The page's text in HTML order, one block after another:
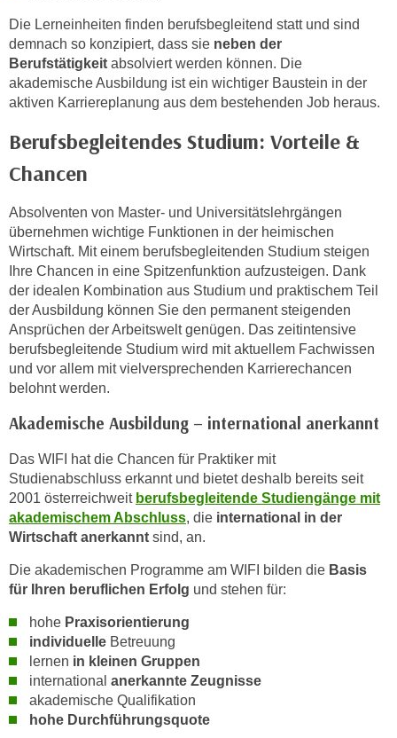
Die Lerneinheiten finden berufsbegleitend statt und sind
demnach so konzipiert, dass sie neben der
Berufstätigkeit absolviert werden können. Die
akademische Ausbildung ist ein wichtiger Baustein in der
aktiven Karriereplanung aus dem bestehenden Job heraus.
Berufsbegleitendes Studium: Vorteile &
Chancen
Absolventen von Master- und Universitätslehrgängen
übernehmen wichtige Funktionen in der heimischen
Wirtschaft. Mit einem berufsbegleitenden Studium steigen
Ihre Chancen in eine Spitzenfunktion aufzusteigen. Dank
der idealen Kombination aus Studium und praktischem Teil
der Ausbildung können Sie den permanent steigenden
Ansprüchen der Arbeitswelt genügen. Das zeitintensive
berufsbegleitende Studium wird mit aktuellem Fachwissen
und vor allem mit vielversprechenden Karrierechancen
belohnt werden.
Akademische Ausbildung – international anerkannt
Das WIFI hat die Chancen für Praktiker mit
Studienabschluss erkannt und bietet deshalb bereits seit
2001 österreichweit berufsbegleitende Studiengänge mit
akademischem Abschluss, die international in der
Wirtschaft anerkannt sind, an.
Die akademischen Programme am WIFI bilden die Basis
für Ihren beruflichen Erfolg und stehen für:
hohe Praxisorientierung
individuelle Betreuung
lernen in kleinen Gruppen
international anerkannte Zeugnisse
akademische Qualifikation
hohe Durchführungsquote
i
e
b
a
n
e
r
d
e
r
D
a
e
n
s
h
z
e
r
l
ä
r
u
n
g
s
o